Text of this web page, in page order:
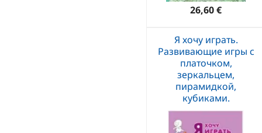
26,60 €
Я хочу играть.
Развивающие игры с
платочком,
зеркальцем,
пирамидкой,
кубиками.